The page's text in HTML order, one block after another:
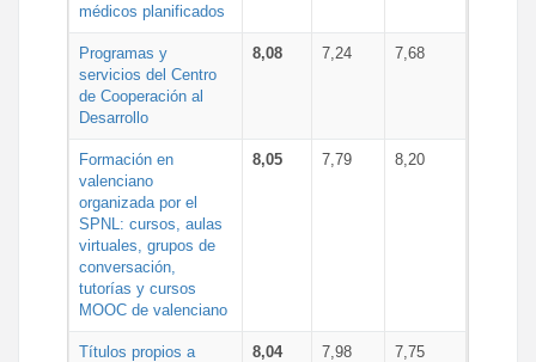
médicos planificados
Programas y
servicios del Centro
de Cooperación al
Desarrollo
8,08 7,24 7,68
Formación en
valenciano
organizada por el
SPNL: cursos, aulas
virtuales, grupos de
conversación,
tutorías y cursos
MOOC de valenciano
8,05 7,79 8,20
Títulos propios a
8,04 7,98 7,75